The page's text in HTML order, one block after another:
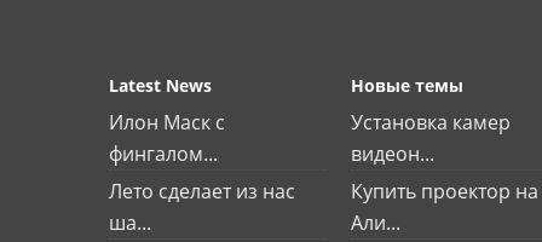
Latest News
Илон Маск с
фингалом...
Лето сделает из нас
ша...
Новые темы
Установка камер
видеон...
Купить проектор на
Али...